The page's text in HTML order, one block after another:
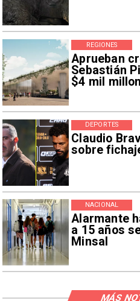
Aprueban
Sebastián
$4 mil
REGIONES
Claudio
sobre
DEPORTES
Alarmante
a 15 años
Minsal
NACIONAL
MÁS